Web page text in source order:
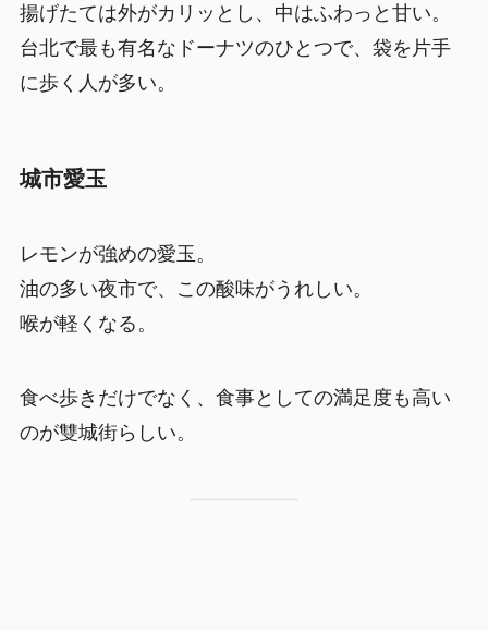
揚げたては外がカリッとし、中はふわっと甘い。
台北で最も有名なドーナツのひとつで、袋を片手
に歩く人が多い。
城市愛玉
レモンが強めの愛玉。
油の多い夜市で、この酸味がうれしい。
喉が軽くなる。
食べ歩きだけでなく、食事としての満足度も高い
のが雙城街らしい。